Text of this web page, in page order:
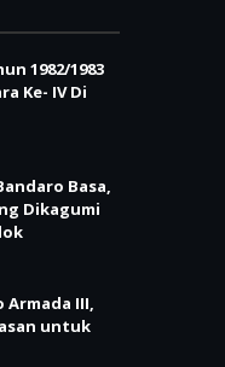
1982/1983
Ke- IV Di
Basa,
Dikagumi
Armada III,
untuk